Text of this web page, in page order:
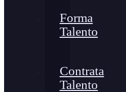
Forma
Talento
Contrata
Talento